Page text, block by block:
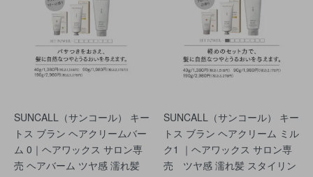
SUNCALL（サンコール） キー
トス ブラン ヘアクリームバー
ム 0｜ヘアワックス サロン専
売 ヘアバーム ツヤ感 濡れ髪
SUNCALL（サンコール） キー
トス ブラン ヘアクリーム ミル
ク1 ｜ヘアワックス サロン専
売 ツヤ感 濡れ髪 スタイリン